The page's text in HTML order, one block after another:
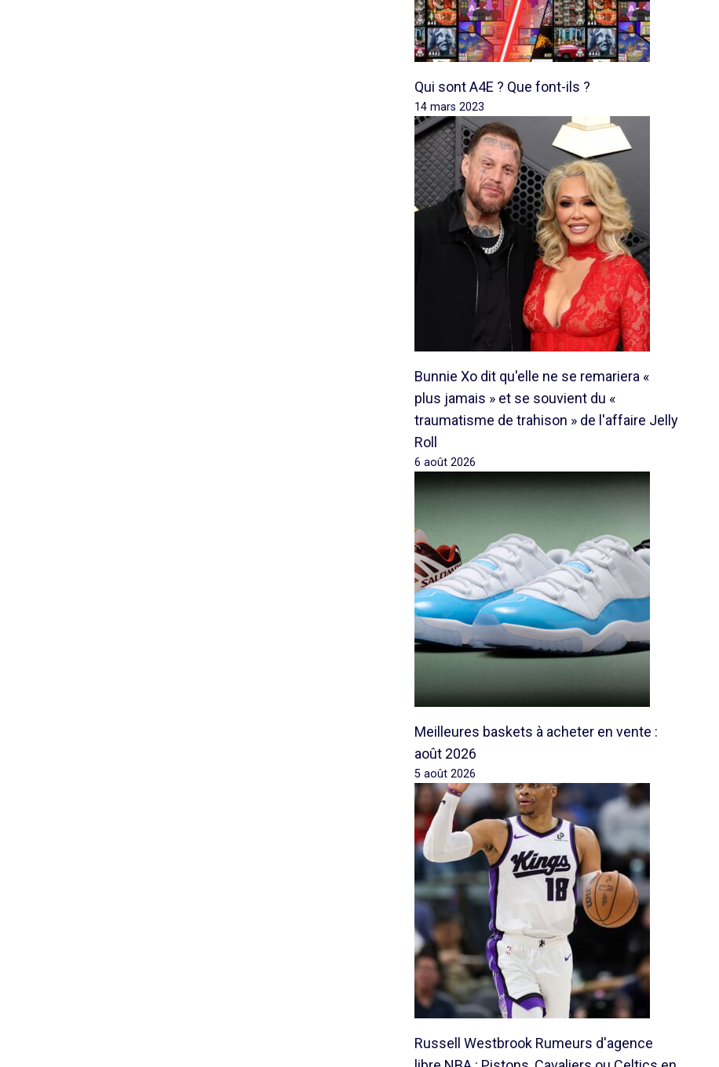
Qui sont A4E ? Que font-ils ?
14 mars 2023
Bunnie Xo dit qu'elle ne se remariera «
plus jamais » et se souvient du «
traumatisme de trahison » de l'affaire Jelly
Roll
6 août 2026
Meilleures baskets à acheter en vente :
août 2026
5 août 2026
Russell Westbrook Rumeurs d'agence